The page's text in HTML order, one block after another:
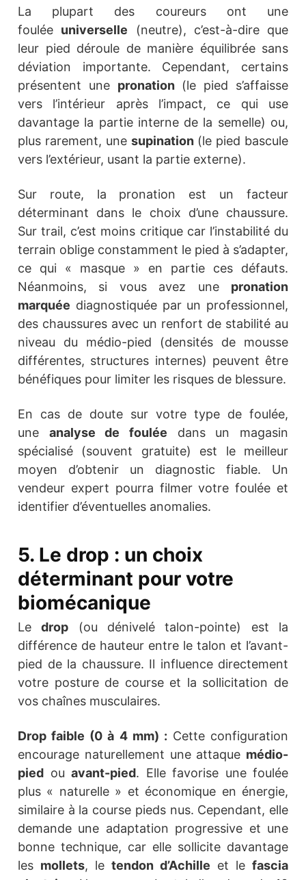
La plupart des coureurs ont une
foulée universelle (neutre), c’est-à-dire que
leur pied déroule de manière équilibrée sans
déviation importante. Cependant, certains
présentent une pronation(le pied s’affaisse
vers l’intérieur après l’impact, ce qui use
davantage la partie interne de la semelle) ou,
plus rarement, une supination(le pied bascule
vers l’extérieur, usant la partie externe).
Sur route, la pronation est un facteur
déterminant dans le choix d’une chaussure.
Sur trail, c’est moins critique car l’instabilité du
terrain oblige constamment le pied à s’adapter,
ce qui « masque » en partie ces défauts.
Néanmoins, si vous avez une pronation
marquée diagnostiquée par un professionnel,
des chaussures avec un renfort de stabilité au
niveau du médio-pied (densités de mousse
différentes, structures internes) peuvent être
bénéfiques pour limiter les risques de blessure.
En cas de doute sur votre type de foulée,
une analyse de foulée dans un magasin
spécialisé (souvent gratuite) est le meilleur
moyen d’obtenir un diagnostic fiable. Un
vendeur expert pourra filmer votre foulée et
identifier d’éventuelles anomalies.
5. Le drop : un choix
déterminant pour votre
biomécanique
Ledrop (ou dénivelé talon-pointe) est la
différence de hauteur entre le talon et l’avant-
pied de la chaussure. Il influence directement
votre posture de course et la sollicitation de
vos chaînes musculaires.
Drop faible (0 à 4 mm) : Cette configuration
encourage naturellement une attaque médio-
pied ou avant-pied. Elle favorise une foulée
plus « naturelle » et économique en énergie,
similaire à la course pieds nus. Cependant, elle
demande une adaptation progressive et une
bonne technique, car elle sollicite davantage
les mollets, le tendon d’Achille et le fascia